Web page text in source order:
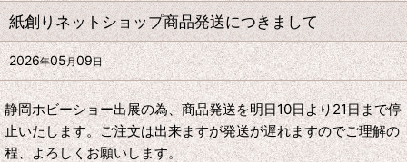
紙創りネットショップ商品発送につきまして
2026年05月09日
静岡ホビーショー出展の為、商品発送を明日10日より21日まで停
止いたします。ご注文は出来ますが発送が遅れますのでご理解の
程、よろしくお願いします。